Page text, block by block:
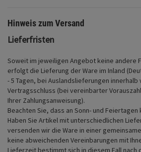
Hinweis zum Versand
Lieferfristen
Soweit im jeweiligen Angebot keine andere
erfolgt die Lieferung der Ware im Inland
- 5 Tagen, bei Auslandslieferungen innerhalb
Vertragsschluss (bei vereinbarter
Ihrer Zahlungsanweisung).
Beachten Sie, dass an Sonn- und
Haben Sie Artikel mit unterschiedlichen
versenden wir die Ware in einer
keine abweichenden Vereinbarungen mit
Lieferzeit bestimmt sich in diesem Fall nach